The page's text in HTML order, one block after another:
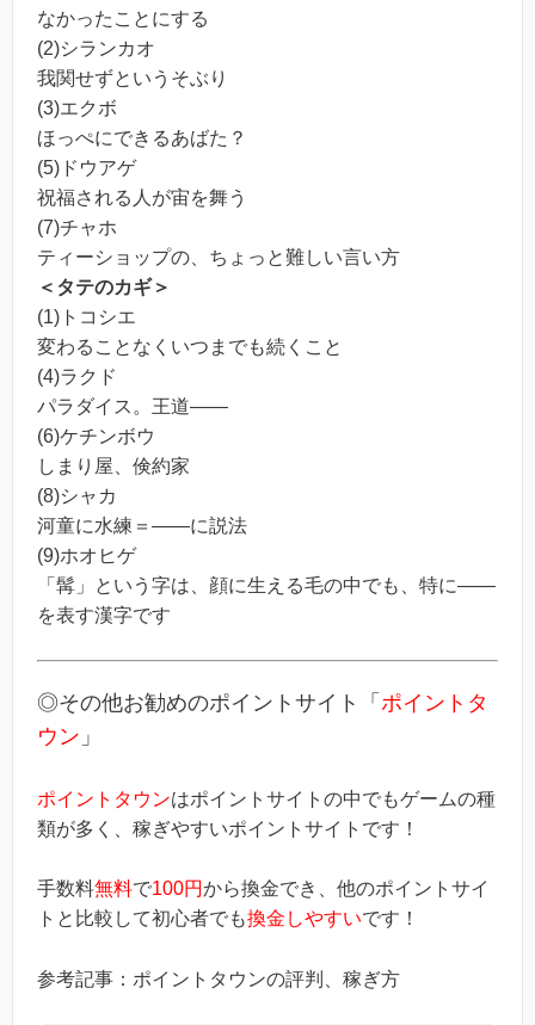
なかったことにする
(2)シランカオ
我関せずというそぶり
(3)エクボ
ほっぺにできるあばた？
(5)ドウアゲ
祝福される人が宙を舞う
(7)チャホ
ティーショップの、ちょっと難しい言い方
＜タテのカギ＞
(1)トコシエ
変わることなくいつまでも続くこと
(4)ラクド
パラダイス。王道――
(6)ケチンボウ
しまり屋、倹約家
(8)シャカ
河童に水練＝――に説法
(9)ホオヒゲ
「髯」という字は、顔に生える毛の中でも、特に――
を表す漢字です
◎その他お勧めのポイントサイト「 ポイントタ
ウン 」
ポイントタウンはポイントサイトの中でもゲームの種
類が多く、稼ぎやすいポイントサイトです！
手数料無料で100円から換金でき、他のポイントサイ
トと比較して初心者でも換金しやすいです！
参考記事：ポイントタウンの評判、稼ぎ方